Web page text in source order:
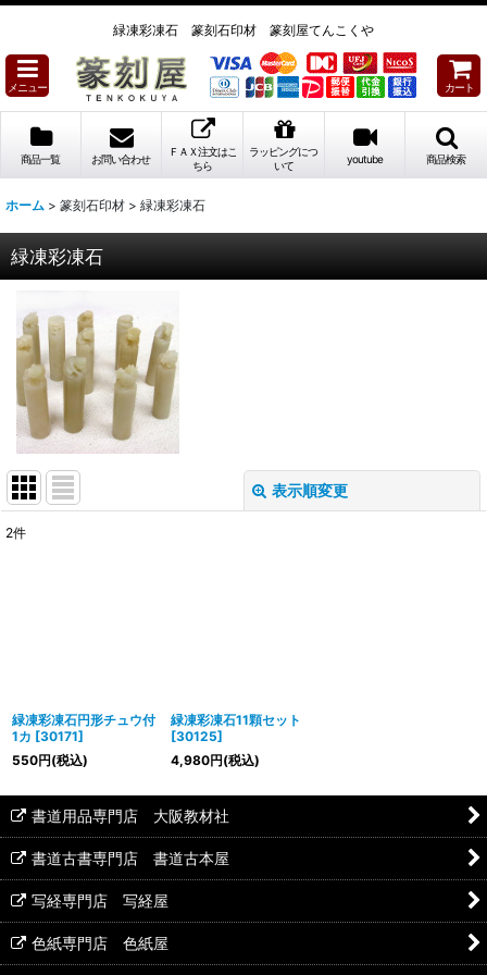
緑凍彩凍石 篆刻石印材 篆刻屋てんこくや
メニュー カート
商品一覧 お問い合わせ
ＦＡＸ注文はこ
ちら
ラッピングにつ
いて
youtube 商品検索
ホーム > 篆刻石印材 > 緑凍彩凍石
緑凍彩凍石
表示順変更
2件
緑凍彩凍石円形チュウ付
1カ [30171]
550円(税込)
緑凍彩凍石11顆セット
[30125]
4,980円(税込)
書道用品専門店 大阪教材社
書道古書専門店 書道古本屋
写経専門店 写経屋
色紙専門店 色紙屋